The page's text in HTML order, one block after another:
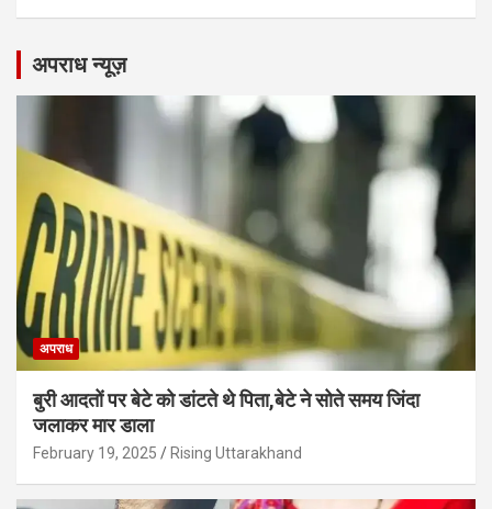
अपराध न्यूज़
अपराध
बुरी आदतों पर बेटे को डांटते थे पिता,बेटे ने सोते समय जिंदा
जलाकर मार डाला
February 19, 2025 Rising Uttarakhand